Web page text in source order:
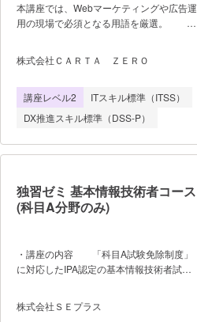
ッシュとデジタル署名、PKI、公開鍵証明
書 3.認証 認証、認証システ
キュリティ ネットワーク機器のセ
ロトコルのセキュリティ 5.脅威と対
策 脅威アクター、クライアン
本講座では、Webマーケティングや広告運
用の現場で必須となる用語を厳選。
メータなど、部署を越えて“会話が通じ
る”ようになるための基礎知識が、効率よ
未経験者でもマーケティングの“共通言
語”を短時間で習得可能 ・「学習支援
機能」で用語の理解と定着をサポー
ト ・スマホからも見れる10分弱のア
ニメーション講座＆画面解説つき
合わせ・お申込み」から、個人の方は「1
アカウント発行する」よりお申込みくださ
い。 「Ｄ‐Ｍａｒｋｅｔｉｎｇ
ＺＥＲＯが提供する学習サービスです。
株式会社ＣＡＲＴＡ ＺＥＲＯ
講座レベル2
ITスキル標準（ITSS）
DX推進スキル標準（DSS-P）
独習ゼミ 基本情報技術者コース
(科目A分野のみ)
・講座の内容 「科目A試験免除制度」
に対応したIPA認定の基本情報技術者試験
WEBテストで対策を行い、期中の科目A免
除試験に合格すれば、その後1年間の科目
株式会社ＳＥプラス